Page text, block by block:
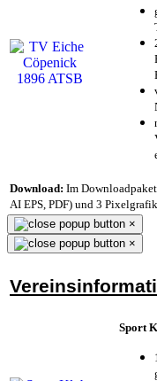
Download: Im
AI EPS, PDF) und 3
×
×
Sport